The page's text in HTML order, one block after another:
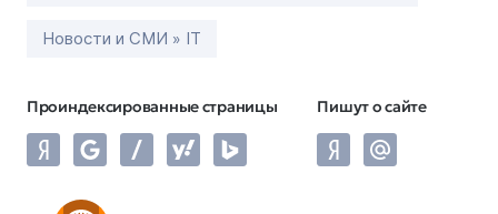
Новости и СМИ » IT
Проиндексированные страницы Пишут о сайте